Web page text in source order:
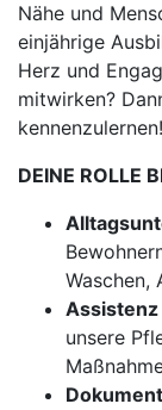
Nähe und
einjährige
Herz und
mitwirken?
kennenzulernen!
DEINE ROLLE
Waschen,
unsere